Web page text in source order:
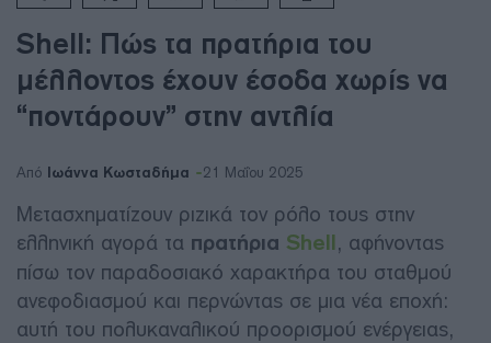
Shell: Πώς τα πρατήρια του
μέλλοντος έχουν έσοδα χωρίς να
“ποντάρουν” στην αντλία
Από Ιωάννα Κωσταδήμα 21 Μαΐου 2025
Μετασχηματίζουν ριζικά τον ρόλο τους στην
ελληνική αγορά τα πρατήρια Shell, αφήνοντας
πίσω τον παραδοσιακό χαρακτήρα του σταθμού
ανεφοδιασμού και περνώντας σε μια νέα εποχή:
αυτή του πολυκαναλικού προορισμού ενέργειας,